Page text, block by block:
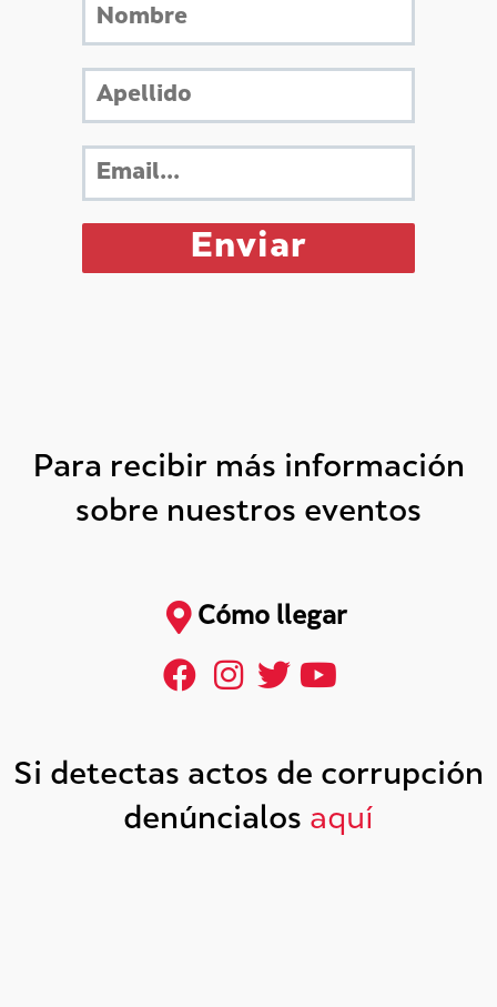
Para recibir más información
sobre nuestros eventos
Cómo llegar
Si detectas actos de corrupción
denúncialos aquí